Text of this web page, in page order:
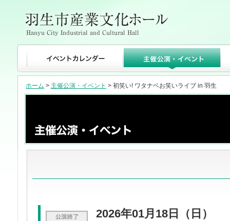
ホーム > 主催公演・イベント > 初笑い! ワタナベお笑いライブ in 羽生
2026年01月18日（日）